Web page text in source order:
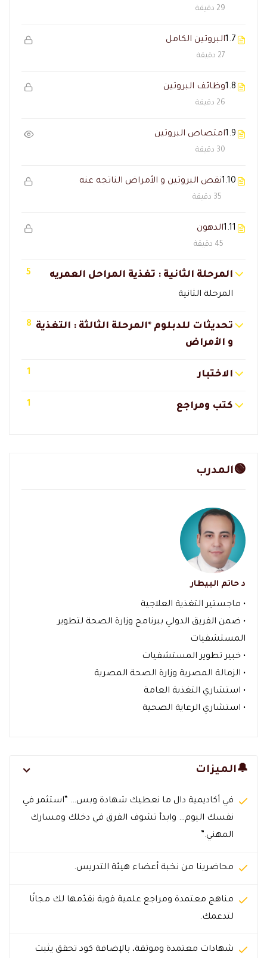
29 دقيقة
1.7البروتين الكامل
27 دقيقة
1.8وظائف البروتين
26 دقيقة
1.9امتصاص البروتين
30 دقيقة
1.10نقص البروتين و الأمراض الناتجه عنه
35 دقيقة
1.11الدهون
45 دقيقة
المرحلة الثانية : تغذية المراحل العمريه
المرحلة الثانية
5
تحديثات للدبلوم *المرحلة الثالثة : التغذية
و الأمراض
8
الاختبار 1
كتب ومراجع 1
🟢المدرب
د حاتم البيطار
• ماجستير التغذية العلاجية
• ضمن الفريق الدولي ببرنامج وزارة الصحة لتطوير
المستشفيات
• خبير تطوير المستشفيات
• الزمالة المصرية وزارة الصحة المصرية
• استشاري التغذية العامة
• استشاري الرعاية الصحية
🔔الميزات
في أكاديمية دال ما نعطيك شهادة وبس… “استثمر في
نفسك اليوم… وابدأ تشوف الفرق في دخلك ومسارك
المهني.”
محاضرينا من نخبة أعضاء هيئة التدريس.
مناهج معتمدة ومراجع علمية قوية نقدّمها لك مجانًا
لتدعمك.
شهادات معتمدة وموثقة، بالإضافة كود تحقق يثبت